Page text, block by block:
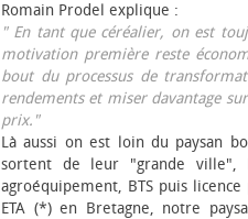
Romain Prodel explique :
" En tant que céréalier, on est
motivation première reste
bout du processus de
rendements et miser davantage
prix."
Là aussi on est loin du paysan
sortent de leur "grande ville",
agroéquipement, BTS puis
ETA (*) en Bretagne, notre